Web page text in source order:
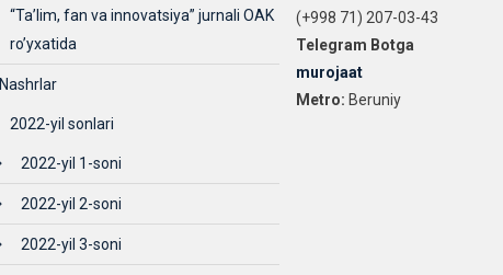
“Ta’lim, fan va innovatsiya” jurnali OAK
ro’yxatida
Nashrlar
2022-yil sonlari
2022-yil 1-soni
2022-yil 2-soni
2022-yil 3-soni
(+998 71) 207-03-43
Telegram Botga
murojaat
Metro: Beruniy